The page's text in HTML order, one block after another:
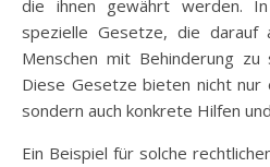
die ihnen gewährt werden.
spezielle Gesetze, die darauf
Menschen mit Behinderung
Diese Gesetze bieten nicht nur
sondern auch konkrete Hilfen
Ein Beispiel für solche